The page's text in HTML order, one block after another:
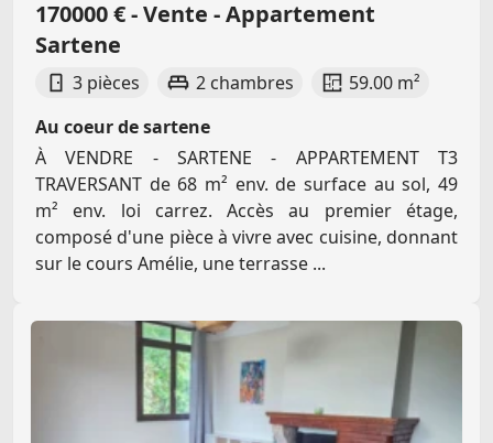
170000 € - Vente - Appartement
Sartene
3 pièces 2 chambres
59.00 m²
Au coeur de sartene
À VENDRE - SARTENE - APPARTEMENT T3
TRAVERSANT de 68 m² env. de surface au sol, 49
m² env. loi carrez. Accès au premier étage,
composé d'une pièce à vivre avec cuisine, donnant
sur le cours Amélie, une terrasse ...